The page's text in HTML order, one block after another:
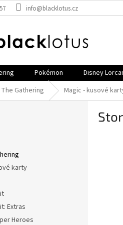
info@blacklotus.cz
Pokémon Disney
Gathering Magic - kusové
karty
Extras
Heroes